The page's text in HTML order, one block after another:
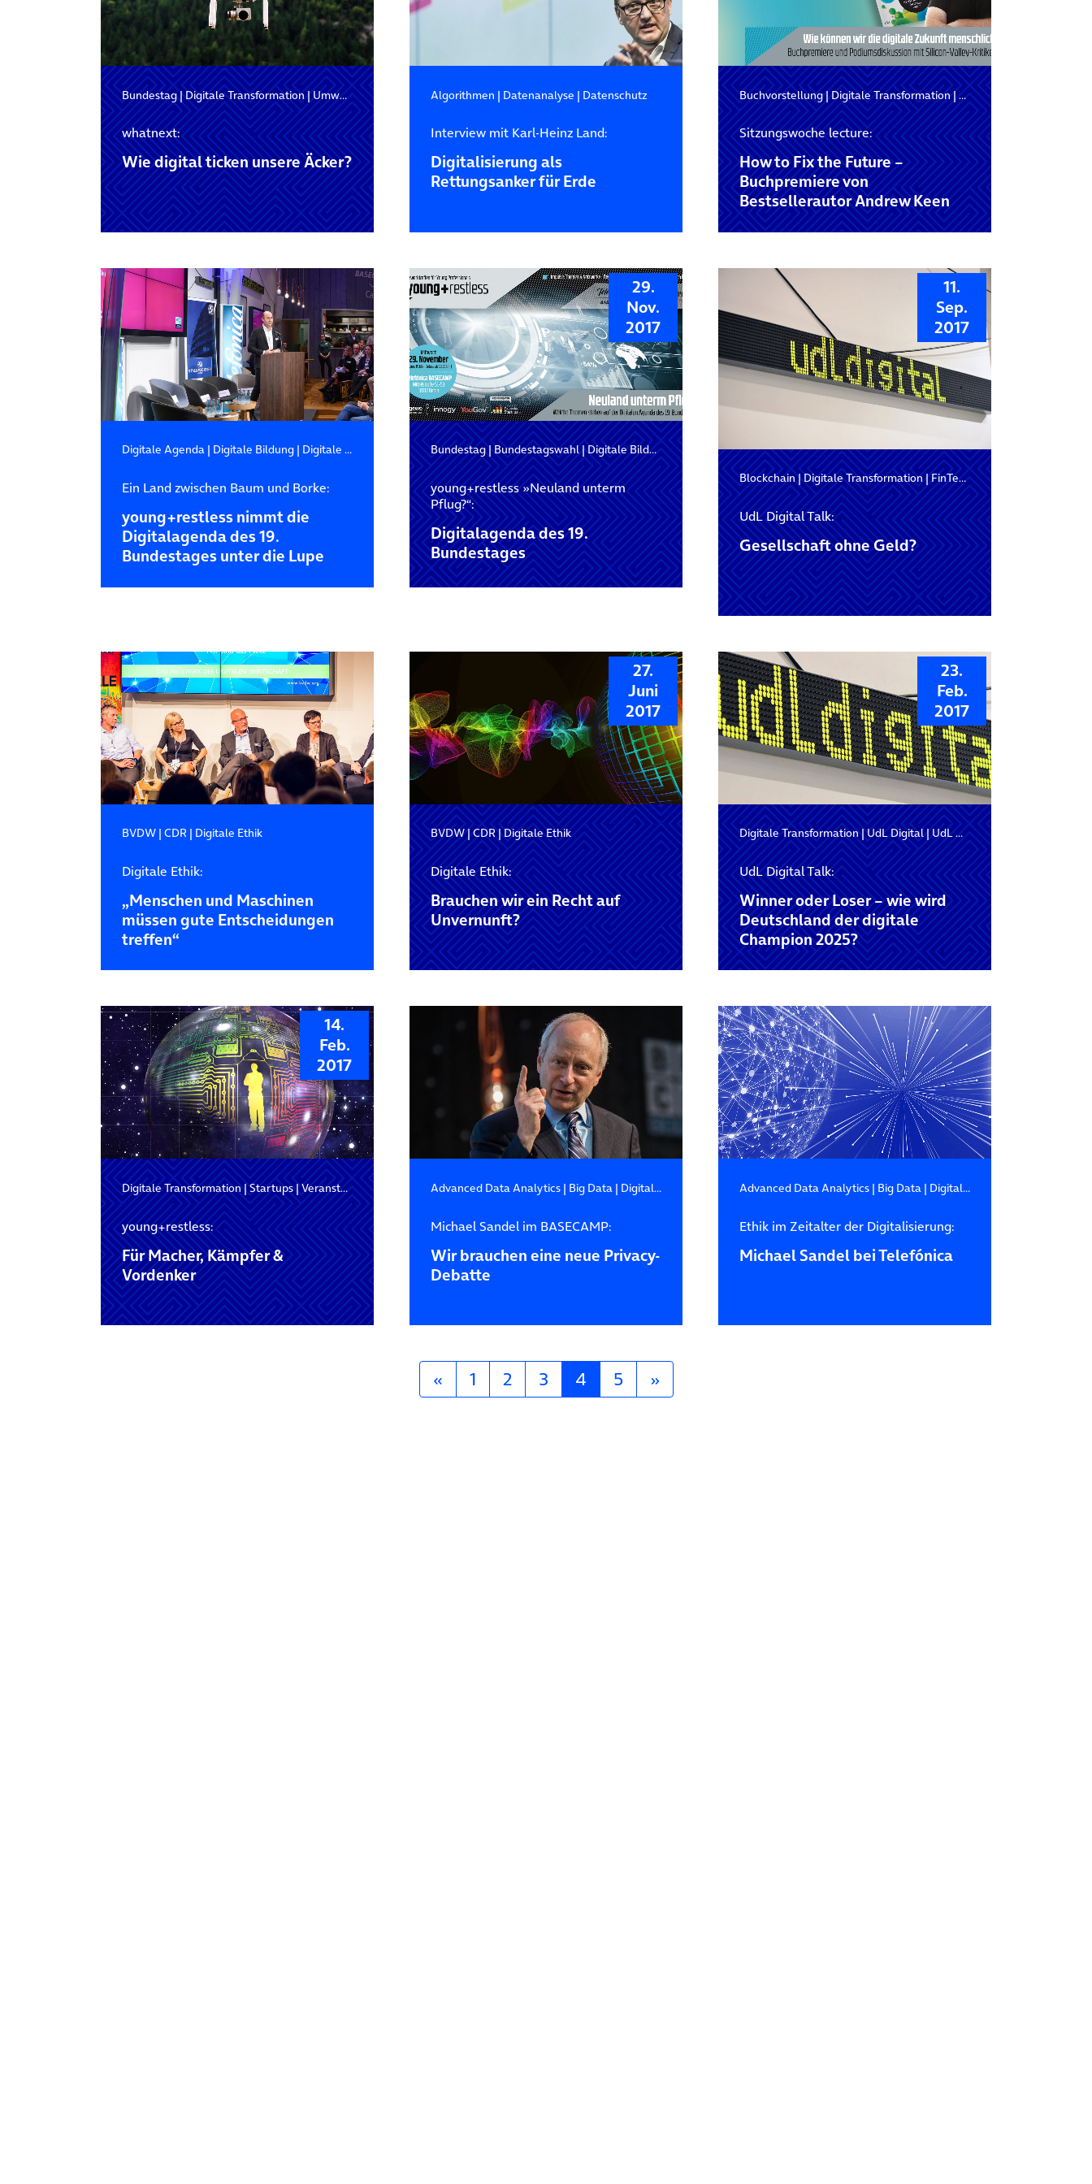
Bundestag|Digitale Transformation|Umwelt
whatnext:
Wie digital ticken unsere Äcker?
Algorithmen | Datenanalyse | Datenschutz
Interview mit Karl-Heinz Land:
Digitalisierung als
Rettungsanker für Erde
Buchvorstellung|Digitale Transformation|Digitales Leben
Sitzungswoche lecture:
How to Fix the Future –
Buchpremiere von
Bestsellerautor Andrew Keen
Digitale Agenda| Digitale Bildung| Digitale Transformation
Ein Land zwischen Baum und Borke:
young+restless nimmt die
Digitalagenda des 19.
Bundestages unter die Lupe
29.
Nov.
2017
Bundestag|Bundestagswahl|Digitale Bildung
young+restless »Neuland unterm
Pflug?“:
Digitalagenda des 19.
Bundestages
11.
Sep.
2017
Blockchain|Digitale Transformation|FinTech
UdL Digital Talk:
Gesellschaft ohne Geld?
BVDW| CDR | Digitale Ethik
Digitale Ethik:
„Menschen und Maschinen
müssen gute Entscheidungen
treffen“
27.
Juni
2017
BVDW|CDR|Digitale Ethik
Digitale Ethik:
Brauchen wir ein Recht auf
Unvernunft?
23.
Feb.
2017
Digitale Transformation|UdL Digital|UdL Digital Events
UdL Digital Talk:
Winner oder Loser – wie wird
Deutschland der digitale
Champion 2025?
14.
Feb.
2017
Digitale Transformation|Startups|Veranstaltung
young+restless:
Für Macher, Kämpfer &
Vordenker
Advanced Data Analytics| Big Data| Digitale Transformation
Michael Sandel im BASECAMP:
Wir brauchen eine neue Privacy-
Debatte
Advanced Data Analytics| Big Data| Digitale Transformation
Ethik im Zeitalter der Digitalisierung:
Michael Sandel bei Telefónica
« 1 2 3 4 5 »